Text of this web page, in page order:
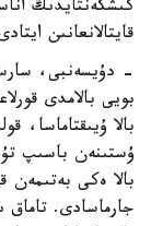
كىشكەنتايدىڭ
قايتالانعانىن
- دۇيسەنبى،
بويى بالامدى
بالا ۇيىقتاماسا،
ۇستىنەن باسىپ
بالا ەكى بەتىمەن
جارماسادى.